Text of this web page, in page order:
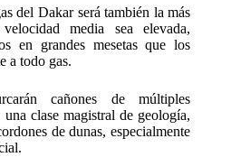
del Dakar será también la más
media sea elevada,
en grandes mesetas que los
a todo gas.
cañones de múltiples
clase magistral de geología,
de dunas, especialmente